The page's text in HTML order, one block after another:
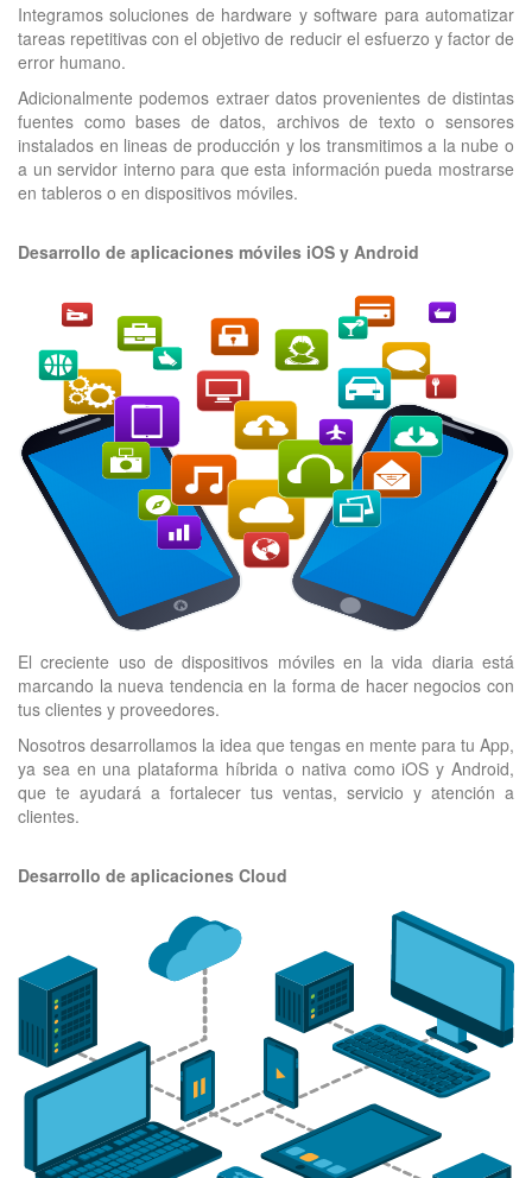
Integramos soluciones de hardware y software para automatizar
tareas repetitivas con el objetivo de reducir el esfuerzo y factor de
error humano.
Adicionalmente podemos extraer datos provenientes de distintas
fuentes como bases de datos, archivos de texto o sensores
instalados en lineas de producción y los transmitimos a la nube o
a un servidor interno para que esta información pueda mostrarse
en tableros o en dispositivos móviles.
Desarrollo de aplicaciones móviles iOS y Android
El creciente uso de dispositivos móviles en la vida diaria está
marcando la nueva tendencia en la forma de hacer negocios con
tus clientes y proveedores.
Nosotros desarrollamos la idea que tengas en mente para tu App,
ya sea en una plataforma híbrida o nativa como iOS y Android,
que te ayudará a fortalecer tus ventas, servicio y atención a
clientes.
Desarrollo de aplicaciones Cloud